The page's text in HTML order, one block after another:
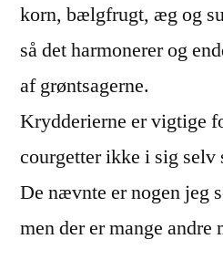
korn, bælgfrugt, æg og
så det harmonerer og
af grøntsagerne.
Krydderierne er vigtige
courgetter ikke i sig selv
De nævnte er nogen jeg
men der er mange andre